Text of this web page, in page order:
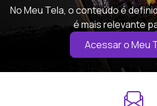
No Meu Tela, o conteúdo é
é mais relevante
Acessar o Meu